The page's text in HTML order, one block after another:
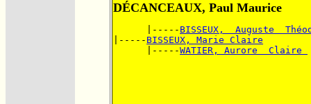
DÉCANCEAUX, Paul Maurice
      |-----
BISSEUX,  Auguste
|----- BISSEUX, Marie Claire
      |-----
WATIER, Aurore  Claire